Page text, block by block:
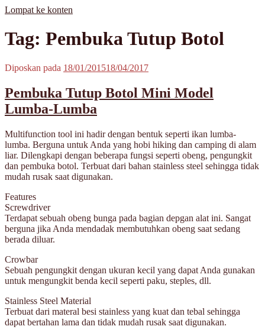
Lompat ke konten
MisterBong | www.misterbong.net | Specialist Penjualan Bong Dan
Cangklong Kaca Pyrex
misterbong | Distributor Specialist Penjualan Bong Kaca Pyrex Dan
Cangklong Kaca Pyrex Terpopuler Terlengkap Terpercaya No 1 Di
Asia | melayani Grosir Dan Eceran | Resseler Dan Agent Welcome |
| jual bong online | jual bong terpercaya | jual bong aman | jual bong
kaca pyrex | cangklong | cangklong kaca pyrex | jual cangklong |
cangklong online | cangklong kaca | kaca pyrex | hookah | waterpipes
| pipes | pyrex glass | kaca pyrex | pirek | paca pirek | pipet | pipet kaca
timbangan digital | timbangan emas | scale | timbangan berlian |
Tag: Pembuka Tutup Botol
Diposkan pada 18/01/201518/04/2017
Pembuka Tutup Botol Mini Model
Lumba-Lumba
Multifunction tool ini hadir dengan bentuk seperti ikan lumba-
lumba. Berguna untuk Anda yang hobi hiking dan camping di alam
liar. Dilengkapi dengan beberapa fungsi seperti obeng, pengungkit
dan pembuka botol. Terbuat dari bahan stainless steel sehingga tidak
mudah rusak saat digunakan.
Features
Screwdriver
Terdapat sebuah obeng bunga pada bagian depgan alat ini. Sangat
berguna jika Anda mendadak membutuhkan obeng saat sedang
berada diluar.
Crowbar
Sebuah pengungkit dengan ukuran kecil yang dapat Anda gunakan
untuk mengungkit benda kecil seperti paku, steples, dll.
Stainless Steel Material
Terbuat dari materal besi stainless yang kuat dan tebal sehingga
dapat bertahan lama dan tidak mudah rusak saat digunakan.